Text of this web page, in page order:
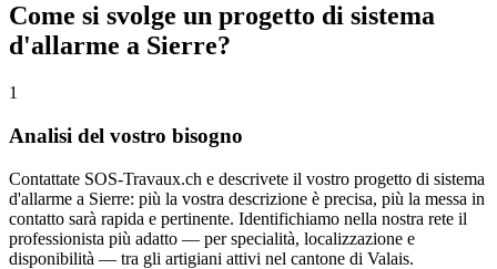
Come si svolge un progetto di sistema
d'allarme a Sierre?
1
Analisi del vostro bisogno
Contattate SOS-Travaux.ch e descrivete il vostro progetto di sistema
d'allarme a Sierre: più la vostra descrizione è precisa, più la messa in
contatto sarà rapida e pertinente. Identifichiamo nella nostra rete il
professionista più adatto — per specialità, localizzazione e
disponibilità — tra gli artigiani attivi nel cantone di Valais.